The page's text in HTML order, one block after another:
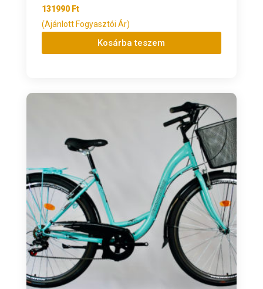
131990 Ft
(Ajánlott Fogyasztói Ár)
Kosárba teszem